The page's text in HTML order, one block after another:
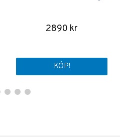
2890 kr
KÖP!